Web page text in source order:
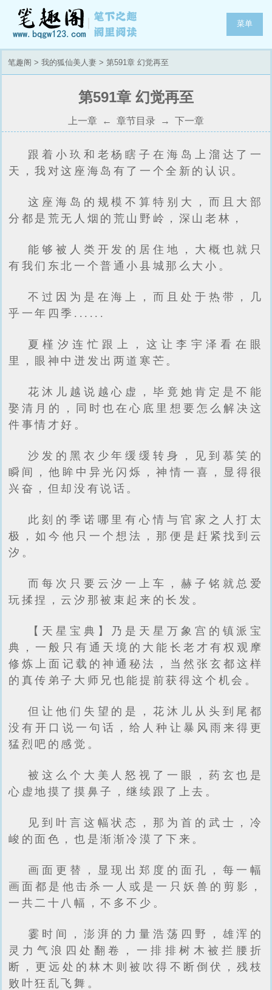
菜单
笔趣阁 > 我的狐仙美人妻 > 第591章 幻觉再至
第591章 幻觉再至
上一章 ← 章节目录 → 下一章
跟着小玖和老杨瞎子在海岛上溜达了一
天，我对这座海岛有了一个全新的认识。
这座海岛的规模不算特别大，而且大部
分都是荒无人烟的荒山野岭，深山老林，
能够被人类开发的居住地，大概也就只
有我们东北一个普通小县城那么大小。
不过因为是在海上，而且处于热带，几
乎一年四季......
夏槿汐连忙跟上，这让李宇泽看在眼
里，眼神中迸发出两道寒芒。
花沐儿越说越心虚，毕竟她肯定是不能
娶清月的，同时也在心底里想要怎么解决这
件事情才好。
沙发的黑衣少年缓缓转身，见到慕笑的
瞬间，他眸中异光闪烁，神情一喜，显得很
兴奋，但却没有说话。
此刻的季诺哪里有心情与官家之人打太
极，如今他只一个想法，那便是赶紧找到云
汐。
而每次只要云汐一上车，赫子铭就总爱
玩揉捏，云汐那被束起来的长发。
【天星宝典】乃是天星万象宫的镇派宝
典，一般只有通天境的大能长老才有权观摩
修炼上面记载的神通秘法，当然张玄都这样
的真传弟子大师兄也能提前获得这个机会。
但让他们失望的是，花沐儿从头到尾都
没有开口说一句话，给人种让暴风雨来得更
猛烈吧的感觉。
被这么个大美人怒视了一眼，药玄也是
心虚地摸了摸鼻子，继续跟了上去。
见到叶言这幅状态，那为首的武士，冷
峻的面色，也是渐渐冷漠了下来。
画面更替，显现出郑度的面孔，每一幅
画面都是他击杀一人或是一只妖兽的剪影，
一共二十八幅，不多不少。
霎时间，澎湃的力量浩荡四野，雄浑的
灵力气浪四处翻卷，一排排树木被拦腰折
断，更远处的林木则被吹得不断倒伏，残枝
败叶狂乱飞舞。